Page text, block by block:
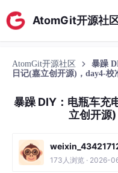
AtomGit开源社
AtomGit开源社区
暴躁
日记(嘉立创开源)，day4-校
暴躁 DIY：电瓶车充
立创开源
173人浏览 · 2026-